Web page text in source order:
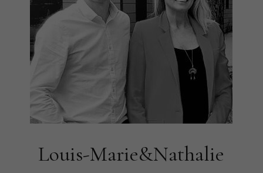
Louis-Marie&Nathalie